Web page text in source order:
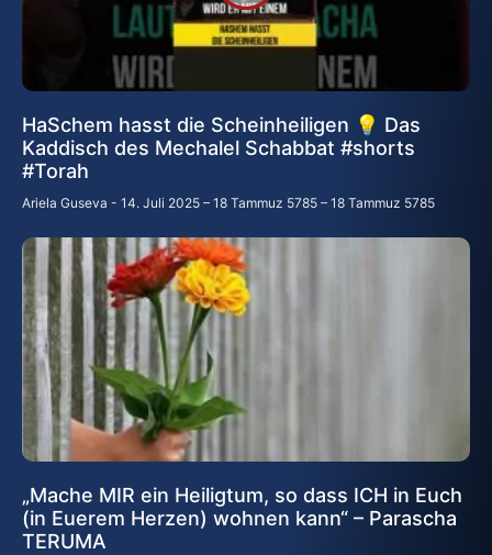
HaSchem hasst die Scheinheiligen 💡 Das
Kaddisch des Mechalel Schabbat #shorts
#Torah
Ariela Guseva 14. Juli 2025 – 18 Tammuz 5785 – 18 Tammuz 5785
„Mache MIR ein Heiligtum, so dass ICH in Euch
(in Euerem Herzen) wohnen kann“ – Parascha
TERUMA